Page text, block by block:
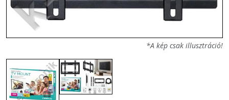
*A kép csak illusztráció!